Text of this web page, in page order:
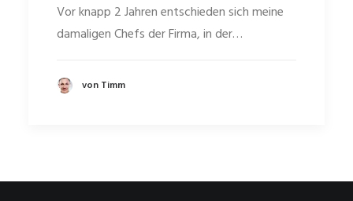
Vor knapp 2 Jahren entschieden sich meine
damaligen Chefs der Firma, in der…
von Timm